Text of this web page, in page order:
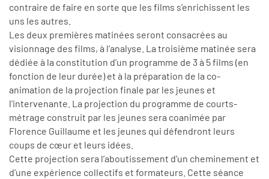
contraire de faire en sorte que les films s’enrichissent les
uns les autres.
Les deux premières matinées seront consacrées au
visionnage des films, à l’analyse. La troisième matinée sera
dédiée à la constitution d’un programme de 3 à 5 films (en
fonction de leur durée) et à la préparation de la co-
animation de la projection finale par les jeunes et
l'intervenante. La projection du programme de courts-
métrage construit par les jeunes sera coanimée par
Florence Guillaume et les jeunes qui défendront leurs
coups de cœur et leurs idées.
Cette projection sera l’aboutissement d’un cheminement et
d’une expérience collectifs et formateurs. Cette séance